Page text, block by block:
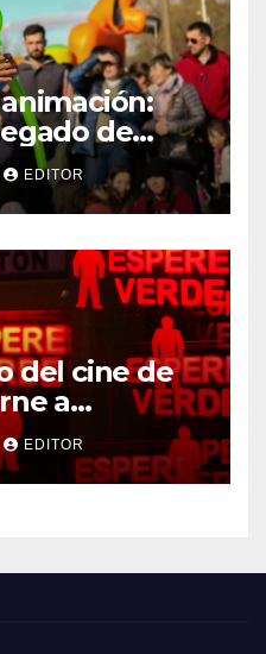
de
EDITOR
del cine de
a
EDITOR